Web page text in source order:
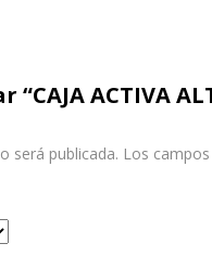
ACTIVA
será publicada. Los